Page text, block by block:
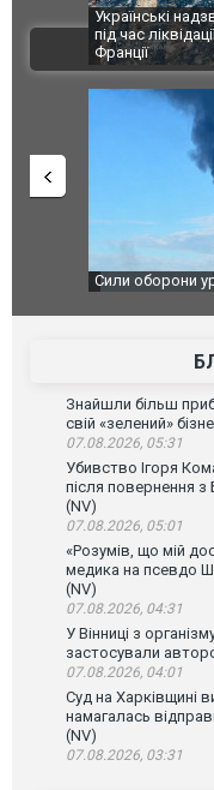
Українські
під час
Франції
Сили оборони
губернатор
атаку. ВІДЕО
Знайшли більш
свій «зелений»
07.08.2026, 05:31
Убивство Ігоря
після повернення
(NV)
07.08.2026, 05:01
«Розумів, що мій
медика на псевдо
(NV)
07.08.2026, 04:31
У Вінниці з
застосували
07.08.2026, 04:01
Суд на Харківщині
намагалась
(NV)
07.08.2026, 03:31